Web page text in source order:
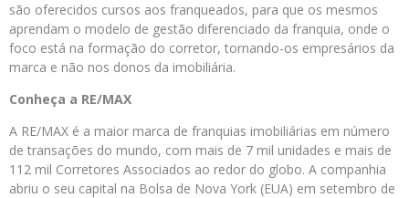
são oferecidos cursos aos franqueados, para que os mesmos
aprendam o modelo de gestão diferenciado da franquia, onde o
foco está na formação do corretor, tornando-os empresários da
marca e não nos donos da imobiliária.
Conheça a RE/MAX
A RE/MAX é a maior marca de franquias imobiliárias em número
de transações do mundo, com mais de 7 mil unidades e mais de
112 mil Corretores Associados ao redor do globo. A companhia
abriu o seu capital na Bolsa de Nova York (EUA) em setembro de